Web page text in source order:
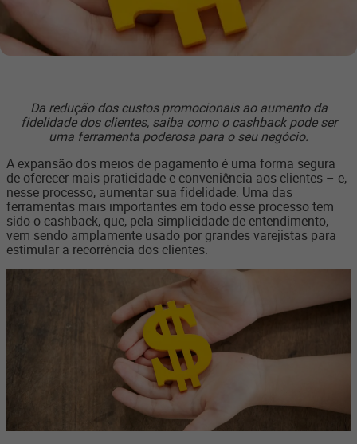
Da redução dos custos promocionais ao aumento da
fidelidade dos clientes, saiba como o cashback pode ser
uma ferramenta poderosa para o seu negócio.
A expansão dos meios de pagamento é uma forma segura
de oferecer mais praticidade e conveniência aos clientes – e,
nesse processo, aumentar sua fidelidade. Uma das
ferramentas mais importantes em todo esse processo tem
sido o cashback, que, pela simplicidade de entendimento,
vem sendo amplamente usado por grandes varejistas para
estimular a recorrência dos clientes.